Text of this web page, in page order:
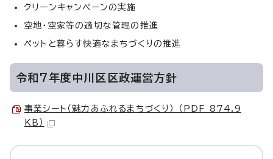
クリーンキャンペーンの実施
空地・空家等の適切な管理の推進
ペットと暮らす快適なまちづくりの推進
令和7年度中川区区政運営方針
事業シート（魅力あふれるまちづくり） （PDF 874.9
KB）